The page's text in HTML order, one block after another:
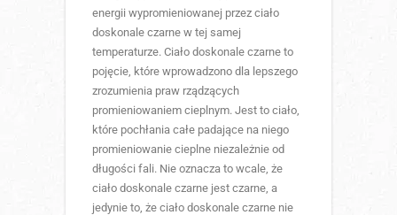
energii wypromieniowanej przez ciało
doskonale czarne w tej samej
temperaturze. Ciało doskonale czarne to
pojęcie, które wprowadzono dla lepszego
zrozumienia praw rządzących
promieniowaniem cieplnym. Jest to ciało,
które pochłania całe padające na niego
promieniowanie cieplne niezależnie od
długości fali. Nie oznacza to wcale, że
ciało doskonale czarne jest czarne, a
jedynie to, że ciało doskonale czarne nie